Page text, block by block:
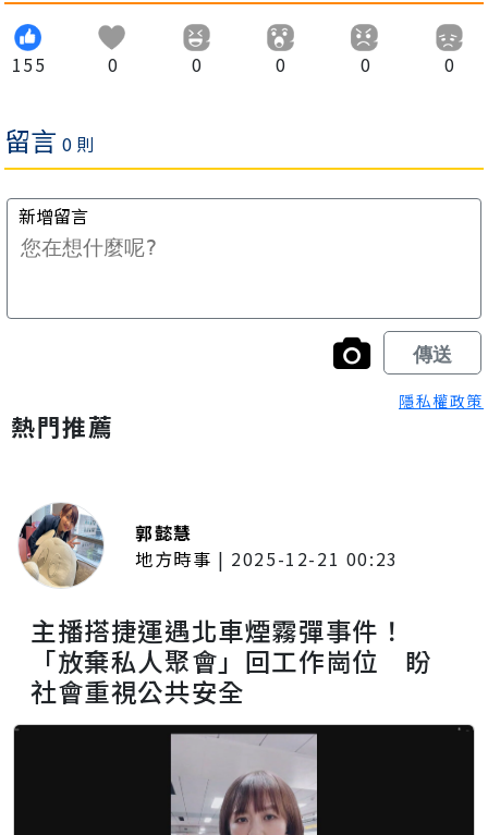
155 0 0 0 0 0
隱私權政策
熱門推薦
郭懿慧
地方時事 | 2025-12-21 00:23
主播搭捷運遇北車煙霧彈事件！
「放棄私人聚會」回工作崗位 盼
社會重視公共安全